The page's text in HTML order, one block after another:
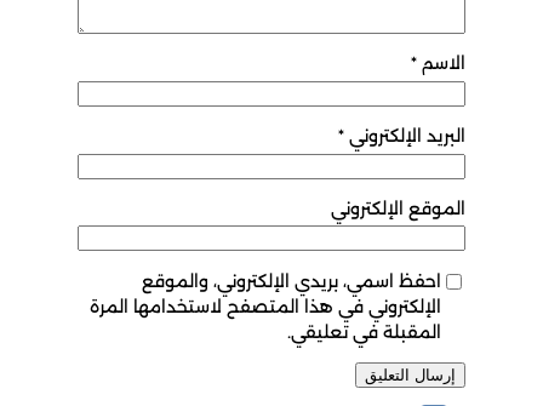
الاسم *
البريد الإلكتروني *
الموقع الإلكتروني
احفظ اسمي، بريدي الإلكتروني، والموقع
الإلكتروني في هذا المتصفح لاستخدامها المرة
المقبلة في تعليقي.